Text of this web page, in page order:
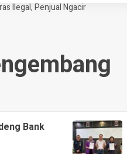
Ilegal, Penjual Ngacir
Bank